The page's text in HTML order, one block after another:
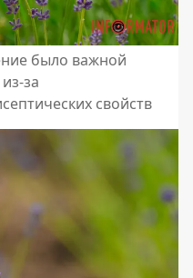
было важной
за
свойств